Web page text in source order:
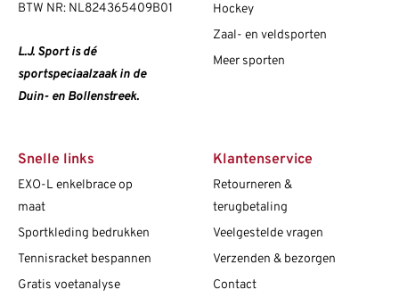
BTW NR: NL824365409B01
L.J. Sport is dé
sportspeciaalzaak in de
Duin- en Bollenstreek.
Hockey
Zaal- en veldsporten
Meer sporten
Snelle links
EXO-L enkelbrace op
maat
Sportkleding bedrukken
Tennisracket bespannen
Gratis voetanalyse
Klantenservice
Retourneren &
terugbetaling
Veelgestelde vragen
Verzenden & bezorgen
Contact